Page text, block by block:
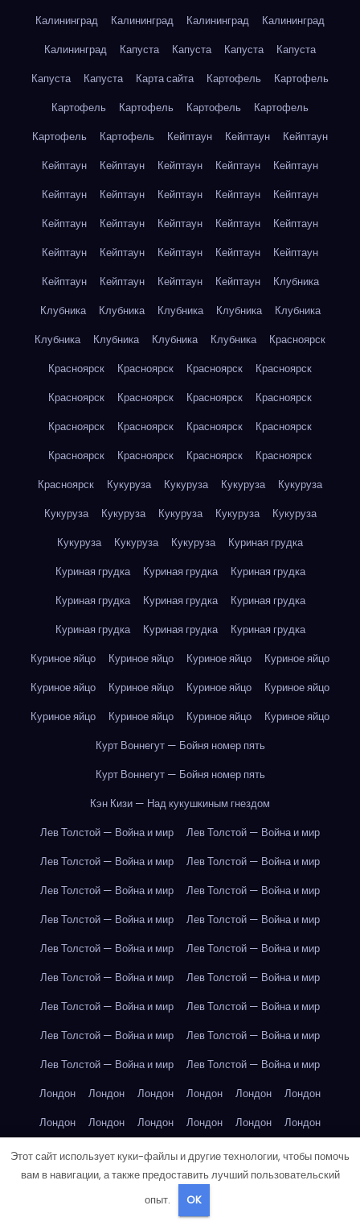
Калининград
Калининград Калининград
Калининград
Калининград
Капуста Капуста Капуста
Капуста
Капуста
Капуста Карта сайта Картофель
Картофель
Картофель
Картофель Картофель
Картофель
Картофель
Картофель Кейптаун Кейптаун
Кейптаун
Кейптаун
Кейптаун Кейптаун Кейптаун
Кейптаун
Кейптаун
Кейптаун Кейптаун Кейптаун
Кейптаун
Кейптаун
Кейптаун Кейптаун Кейптаун
Кейптаун
Кейптаун
Кейптаун Кейптаун Кейптаун
Кейптаун
Кейптаун
Кейптаун Кейптаун Кейптаун
Клубника
Клубника
Клубника Клубника Клубника
Клубника
Клубника
Клубника Клубника Клубника
Красноярск
Красноярск
Красноярск Красноярск
Красноярск
Красноярск
Красноярск Красноярск
Красноярск
Красноярск
Красноярск Красноярск
Красноярск
Красноярск
Красноярск Красноярск
Красноярск
Красноярск
Кукуруза Кукуруза Кукуруза
Кукуруза
Кукуруза
Кукуруза Кукуруза Кукуруза
Кукуруза
Кукуруза
Кукуруза Кукуруза
Куриная грудка
Куриная грудка
Куриная грудка
Куриная грудка
Куриная грудка
Куриная грудка
Куриная грудка
Куриная грудка
Куриная грудка
Куриная грудка
Куриное яйцо
Куриное яйцо Куриное яйцо
Куриное яйцо
Куриное яйцо
Куриное яйцо Куриное яйцо
Куриное яйцо
Куриное яйцо
Куриное яйцо Куриное яйцо
Куриное яйцо
Курт Воннегут — Бойня номер пять
Курт Воннегут — Бойня номер пять
Кэн Кизи — Над кукушкиным гнездом
Лев Толстой — Война и мир
Лев Толстой — Война и мир
Лев Толстой — Война и мир
Лев Толстой — Война и мир
Лев Толстой — Война и мир
Лев Толстой — Война и мир
Лев Толстой — Война и мир
Лев Толстой — Война и мир
Лев Толстой — Война и мир
Лев Толстой — Война и мир
Лев Толстой — Война и мир
Лев Толстой — Война и мир
Лев Толстой — Война и мир
Лев Толстой — Война и мир
Лев Толстой — Война и мир
Лев Толстой — Война и мир
Лев Толстой — Война и мир
Лев Толстой — Война и мир
Лондон
Лондон Лондон Лондон Лондон
Лондон
Лондон
Лондон Лондон Лондон Лондон
Лондон
Лондон
Лондон Лондон Лондон Лондон
Лондон
Лондон
Лондон Лондон Лондон
Лос-Анджелес
Этот сайт использует куки-файлы и другие технологии, чтобы помочь
вам в навигации, а также предоставить лучший пользовательский
опыт.
OK